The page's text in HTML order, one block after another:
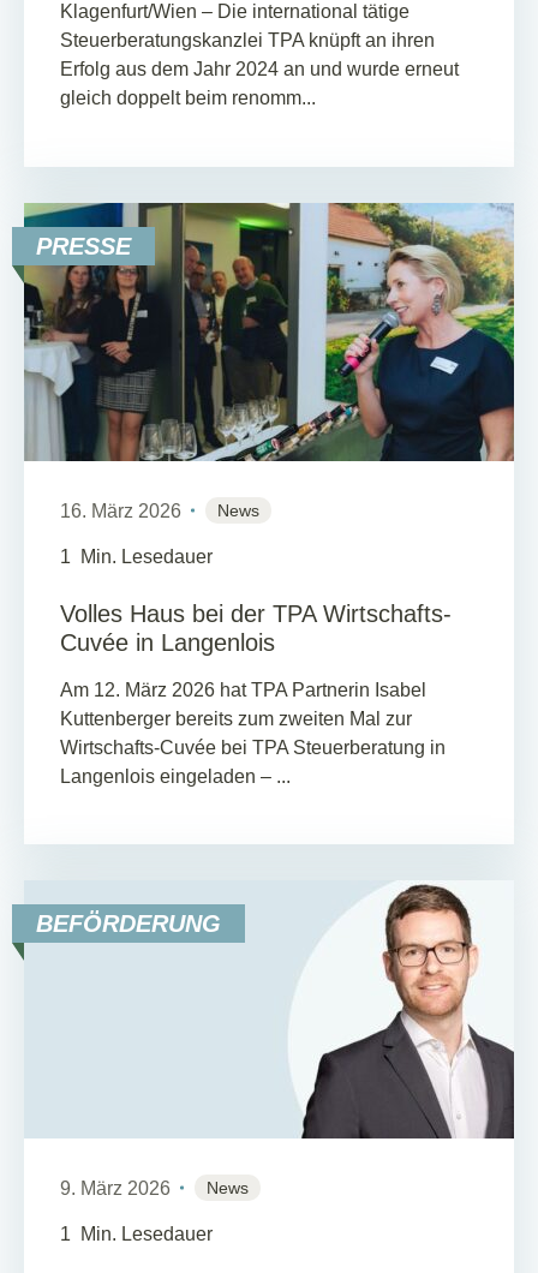
Klagenfurt/Wien – Die international tätige
Steuerberatungskanzlei TPA knüpft an ihren
Erfolg aus dem Jahr 2024 an und wurde erneut
gleich doppelt beim renomm...
PRESSE
16. März 2026 News
1 Min. Lesedauer
Volles Haus bei der TPA Wirtschafts-
Cuvée in Langenlois
Am 12. März 2026 hat TPA Partnerin Isabel
Kuttenberger bereits zum zweiten Mal zur
Wirtschafts-Cuvée bei TPA Steuerberatung in
Langenlois eingeladen – ...
BEFÖRDERUNG
9. März 2026 News
1 Min. Lesedauer